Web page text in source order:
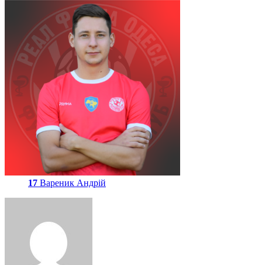
17 Вареник Андрій